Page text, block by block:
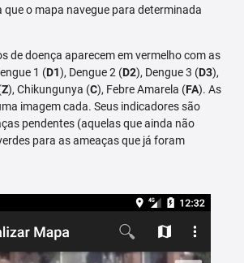
que o mapa navegue para determinada
de doença aparecem em vermelho com as
1 (D1), Dengue 2 (D2), Dengue 3 (D3),
Z), Chikungunya (C), Febre Amarela (FA). As
imagem cada. Seus indicadores são
pendentes (aquelas que ainda não
para as ameaças que já foram